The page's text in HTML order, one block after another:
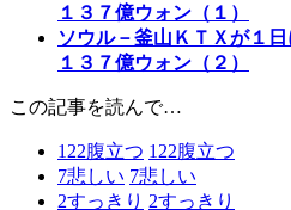
１３７億ウォン（１）
ソウル－釜山ＫＴＸが１
１３７億ウォン（２）
この記事を読んで…
122腹立つ 122腹立つ
7悲しい 7悲しい
2すっきり 2すっきり